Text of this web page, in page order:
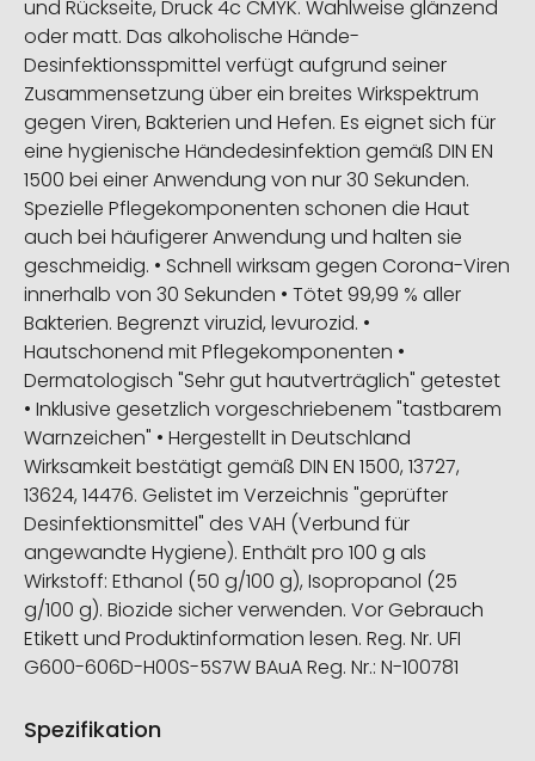
und Rückseite, Druck 4c CMYK. Wahlweise glänzend
oder matt. Das alkoholische Hände-
Desinfektionsspmittel verfügt aufgrund seiner
Zusammensetzung über ein breites Wirkspektrum
gegen Viren, Bakterien und Hefen. Es eignet sich für
eine hygienische Händedesinfektion gemäß DIN EN
1500 bei einer Anwendung von nur 30 Sekunden.
Spezielle Pflegekomponenten schonen die Haut
auch bei häufigerer Anwendung und halten sie
geschmeidig. • Schnell wirksam gegen Corona-Viren
innerhalb von 30 Sekunden • Tötet 99,99 % aller
Bakterien. Begrenzt viruzid, levurozid. •
Hautschonend mit Pflegekomponenten •
Dermatologisch "Sehr gut hautverträglich" getestet
• Inklusive gesetzlich vorgeschriebenem "tastbarem
Warnzeichen" • Hergestellt in Deutschland
Wirksamkeit bestätigt gemäß DIN EN 1500, 13727,
13624, 14476. Gelistet im Verzeichnis "geprüfter
Desinfektionsmittel" des VAH (Verbund für
angewandte Hygiene). Enthält pro 100 g als
Wirkstoff: Ethanol (50 g/100 g), Isopropanol (25
g/100 g). Biozide sicher verwenden. Vor Gebrauch
Etikett und Produktinformation lesen. Reg. Nr. UFI
G600-606D-H00S-5S7W BAuA Reg. Nr.: N-100781
Spezifikation